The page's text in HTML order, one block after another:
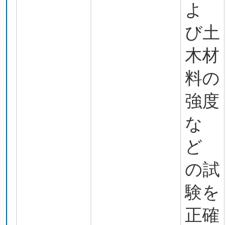
よ
び土
木材
料の
強度
な
ど
の試
験を
正確